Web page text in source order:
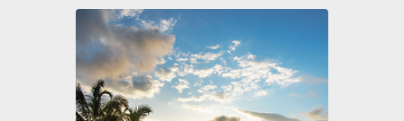
talento humano en las regiones, para fortalecer
comunidades.